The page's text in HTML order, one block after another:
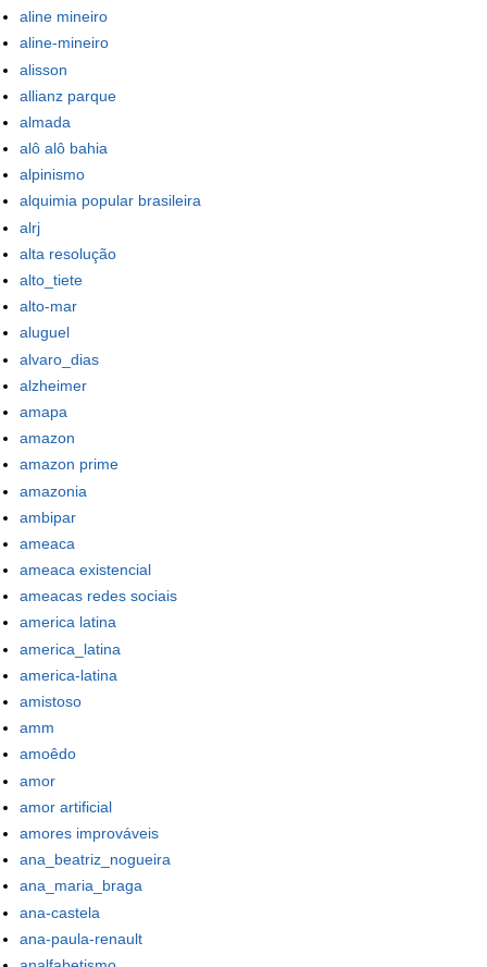
aline mineiro
aline-mineiro
alisson
allianz parque
almada
alô alô bahia
alpinismo
alquimia popular brasileira
alrj
alta resolução
alto_tiete
alto-mar
aluguel
alvaro_dias
alzheimer
amapa
amazon
amazon prime
amazonia
ambipar
ameaca
ameaca existencial
ameacas redes sociais
america latina
america_latina
america-latina
amistoso
amm
amoêdo
amor
amor artificial
amores improváveis
ana_beatriz_nogueira
ana_maria_braga
ana-castela
ana-paula-renault